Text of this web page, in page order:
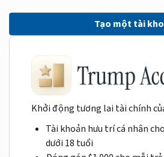
Tạo một tài
Khởi động tương lai tài chính
Tài khoản hưu trí cá nhân
dưới 18 tuổi